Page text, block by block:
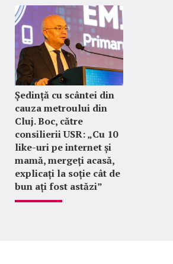
Ședință cu scântei din
cauza metroului din
Cluj. Boc, către
consilierii USR: „Cu 10
like-uri pe internet și
mamă, mergeți acasă,
explicați la soție cât de
bun ați fost astăzi”